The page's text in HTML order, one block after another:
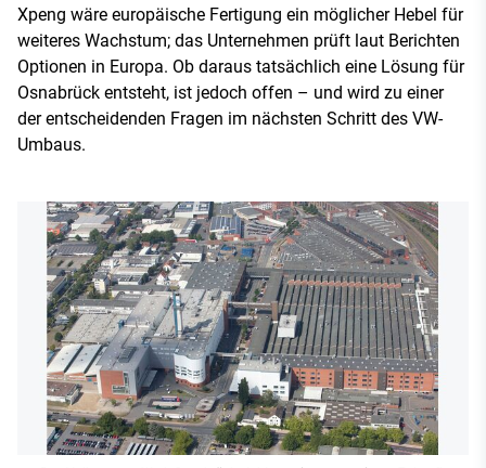
Xpeng wäre europäische Fertigung ein möglicher Hebel für
weiteres Wachstum; das Unternehmen prüft laut Berichten
Optionen in Europa. Ob daraus tatsächlich eine Lösung für
Osnabrück entsteht, ist jedoch offen – und wird zu einer
der entscheidenden Fragen im nächsten Schritt des VW-
Umbaus.